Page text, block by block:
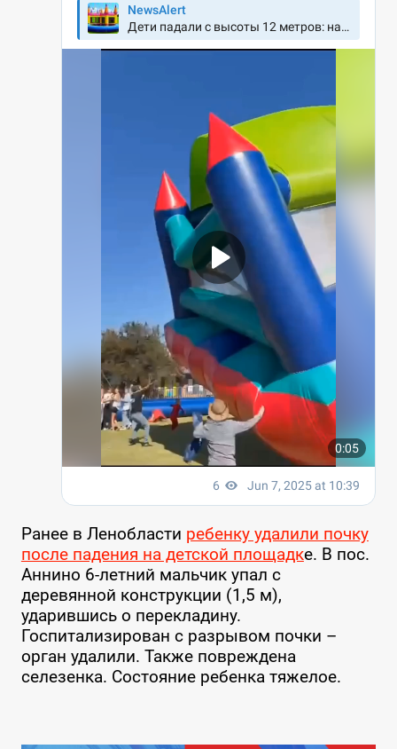
Ранее в Ленобласти ребенку удалили почку
после падения на детской площадке. В пос.
Аннино 6-летний мальчик упал с
деревянной конструкции (1,5 м),
ударившись о перекладину.
Госпитализирован с разрывом почки –
орган удалили. Также повреждена
селезенка. Состояние ребенка тяжелое.